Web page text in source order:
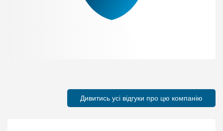
Дивитись усі відгуки про цю компанію